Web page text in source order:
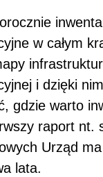
w całym
i dzięki
gdzie warto
raport nt.
Urząd
lata.